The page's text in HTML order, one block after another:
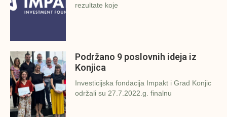
rezultate koje
Podržano 9 poslovnih ideja iz
Konjica
Investicijska fondacija Impakt i Grad Konjic
održali su 27.7.2022.g. finalnu